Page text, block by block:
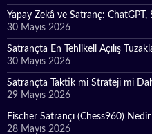
Yapay Zekâ ve Satranç:
30 Mayıs 2026
Satrançta En Tehlikeli Açılış
30 Mayıs 2026
Satrançta Taktik mi Strateji mi
29 Mayıs 2026
Fischer Satrançı (Chess960)
28 Mayıs 2026